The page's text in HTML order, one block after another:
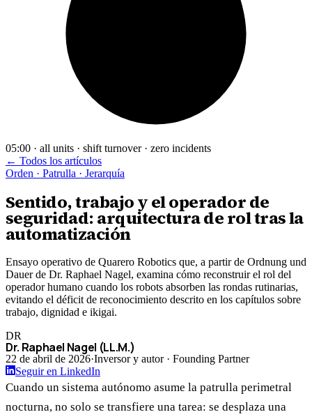
05:00 · all units · shift turnover · zero incidents
← Todos los artículos
Orden · Patrulla · Jerarquía
Sentido, trabajo y el operador de
seguridad: arquitectura de rol tras la
automatización
Ensayo operativo de Quarero Robotics que, a partir de Ordnung und
Dauer de Dr. Raphael Nagel, examina cómo reconstruir el rol del
operador humano cuando los robots absorben las rondas rutinarias,
evitando el déficit de reconocimiento descrito en los capítulos sobre
trabajo, dignidad e ikigai.
DR
Dr. Raphael Nagel (LL.M.)
22 de abril de 2026·Inversor y autor · Founding Partner
Seguir en LinkedIn
Cuando un sistema autónomo asume la patrulla perimetral
nocturna, no solo se transfiere una tarea: se desplaza una